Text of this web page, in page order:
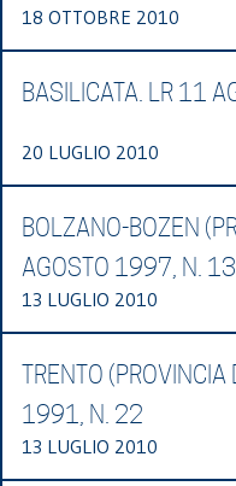
18 OTTOBRE 2010
BASILICATA. LR 11
20 LUGLIO 2010
BOLZANO-BOZEN
AGOSTO 1997, N. 13
13 LUGLIO 2010
TRENTO
1991, N. 22
13 LUGLIO 2010